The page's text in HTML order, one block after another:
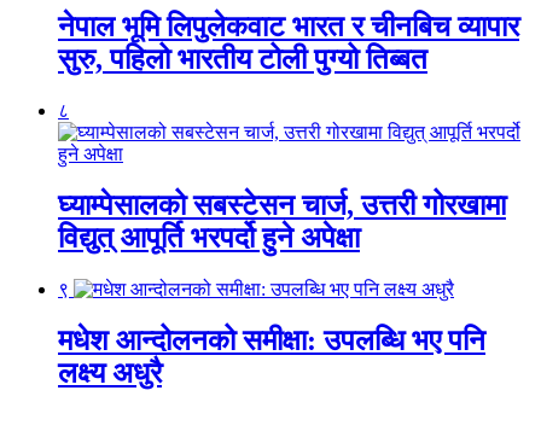
नेपाल भूमि लिपुलेकवाट भारत र चीनबिच व्यापार
सुरु, पहिलो भारतीय टोली पुग्यो तिब्बत
८
घ्याम्पेसालको सबस्टेसन चार्ज, उत्तरी गोरखामा
विद्युत् आपूर्ति भरपर्दो हुने अपेक्षा
९
मधेश आन्दोलनको समीक्षा: उपलब्धि भए पनि
लक्ष्य अधुरै